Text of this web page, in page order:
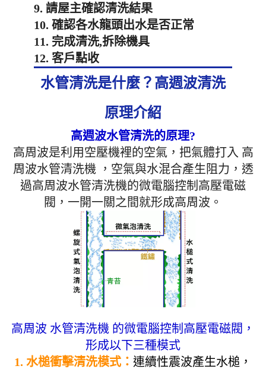
9. 請屋主確認清洗結果
10. 確認各水龍頭出水是否正常
11. 完成清洗,拆除機具
12. 客戶點收
水管清洗是什麼？高週波清洗
原理介紹
高週波水管清洗的原理?
高周波是利用空壓機裡的空氣，把氣體打入 高
周波水管清洗機 ，空氣與水混合產生阻力，透
過高周波水管清洗機的微電腦控制高壓電磁
閥，一開一關之間就形成高周波。
高周波 水管清洗機 的微電腦控制高壓電磁閥，
形成以下三種模式
1. 水槌衝擊清洗模式： 連續性震波產生水槌，